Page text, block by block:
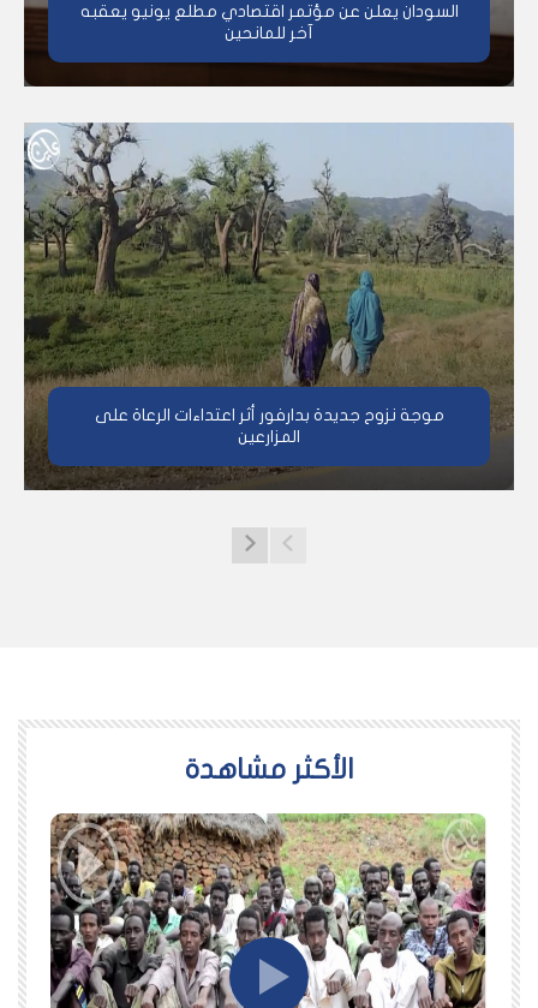
السودان يعلن عن مؤتمر اقتصادي مطلع يونيو يعقبه
آخر للمانحين
موجة نزوح جديدة بدارفور أثر اعتداءات الرعاة على
المزارعين
اﻷكثر مشاهدة